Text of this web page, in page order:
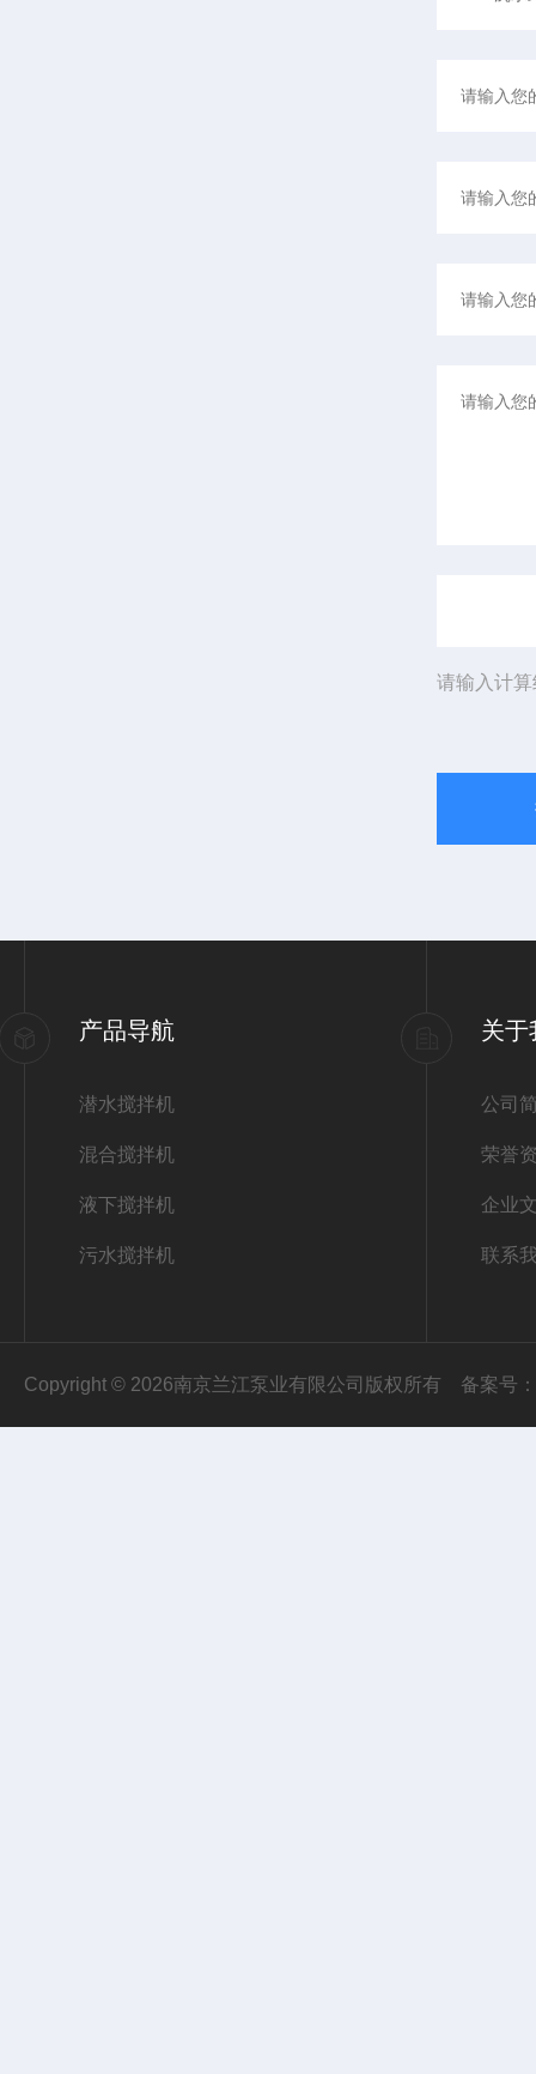
请输入计
产品导航
潜水搅拌机
混合搅拌机
液下搅拌机
污水搅拌机
关于
公司
荣誉
企业
联系
Copyright © 2026南京兰江泵业有限公司版权所有 备案号